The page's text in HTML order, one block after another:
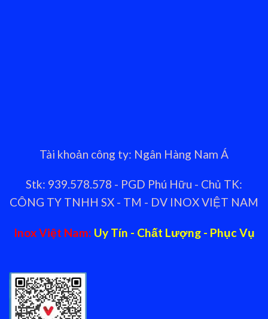
Tài khoản công ty: Ngân Hàng Nam Á
Stk: 939.578.578 - PGD Phú Hữu - Chủ TK:
CÔNG TY TNHH SX - TM - DV INOX VIỆT NAM
Inox Việt Nam: Uy Tín - Chất Lượng - Phục Vụ